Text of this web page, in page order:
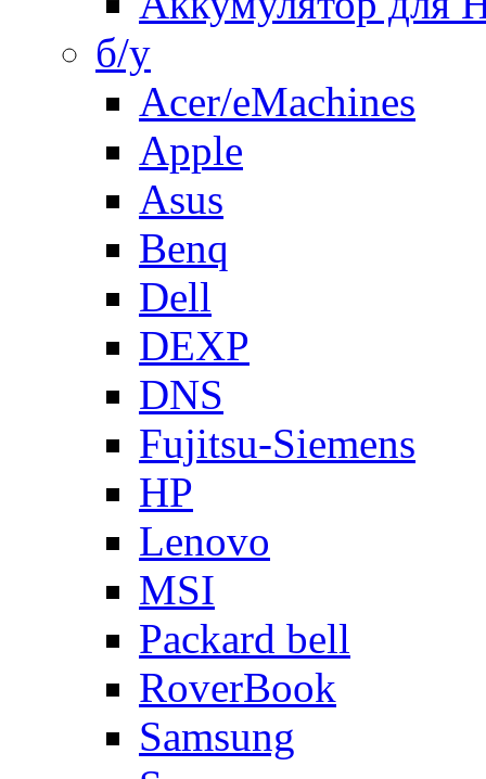
б/у
Acer/eMachines
Apple
Asus
Benq
Dell
DEXP
DNS
Fujitsu-Siemens
HP
Lenovo
MSI
Packard bell
RoverBook
Samsung